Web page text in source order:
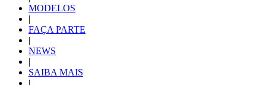
MODELOS
|
FAÇA PARTE
|
NEWS
|
SAIBA MAIS
|